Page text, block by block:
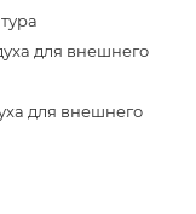
для внешнего
для внешнего